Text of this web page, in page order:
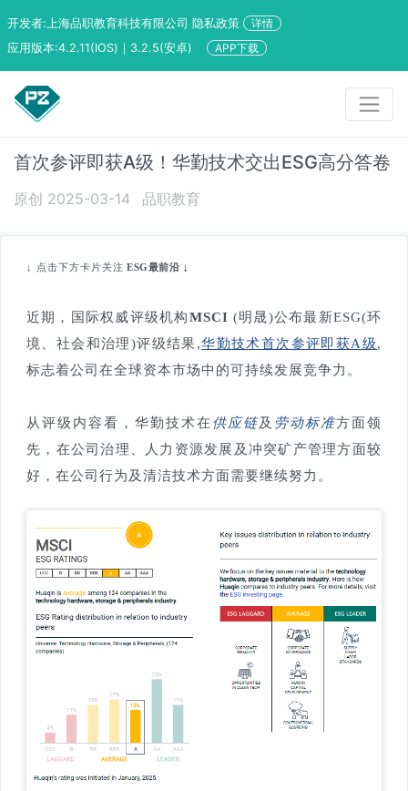
开发者:上海品职教育科技有限公司 隐私政策
详情
应用版本:4.2.11(IOS)｜3.2.5(安卓)
APP下载
首次参评即获A级！华勤技术交出ESG高分答卷
原创 2025-03-14 品职教育
↓ 点击下方卡片关注 ESG最前沿 ↓
近期，国际权威评级机构MSCI (明晟)公布最新ESG(环
境、社会和治理)评级结果,华勤技术首次参评即获A级,
标志着公司在全球资本市场中的可持续发展竞争力。
从评级内容看，华勤技术在 供应链及 劳动标准方面领
先，在公司治理、人力资源发展及冲突矿产管理方面较
好，在公司行为及清洁技术方面需要继续努力。